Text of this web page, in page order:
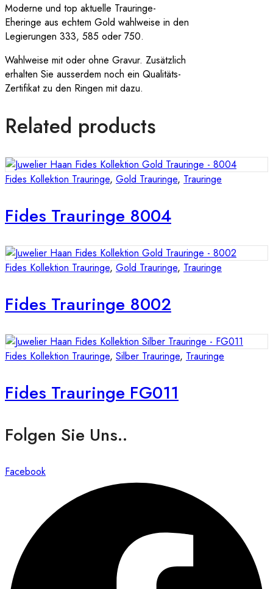
Moderne und top aktuelle Trauringe-
Eheringe aus echtem Gold wahlweise in den
Legierungen 333, 585 oder 750.
Wahlweise mit oder ohne Gravur. Zusätzlich
erhalten Sie ausserdem noch ein Qualitäts-
Zertifikat zu den Ringen mit dazu.
Related products
Fides Kollektion Trauringe, Gold Trauringe, Trauringe
Fides Trauringe 8004
Fides Kollektion Trauringe, Gold Trauringe, Trauringe
Fides Trauringe 8002
Fides Kollektion Trauringe, Silber Trauringe, Trauringe
Fides Trauringe FG011
Folgen Sie Uns..
Facebook